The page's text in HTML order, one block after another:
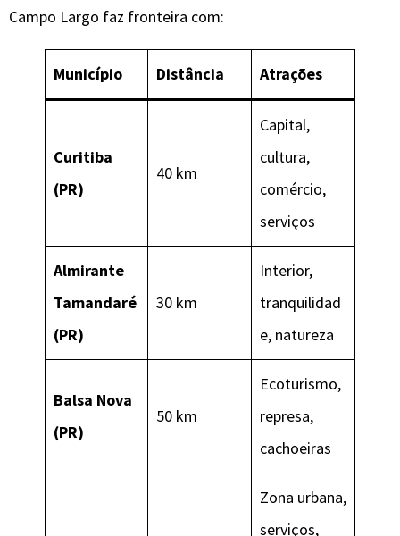
Campo Largo faz fronteira com:
Município Distância Atrações
Curitiba
(PR)
40 km
Capital,
cultura,
comércio,
serviços
Almirante
Tamandaré
(PR)
30 km
Interior,
tranquilidad
e, natureza
Balsa Nova
(PR)
50 km
Ecoturismo,
represa,
cachoeiras
Zona urbana,
serviços,